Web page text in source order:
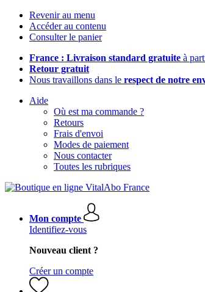
Revenir au menu
Accéder au contenu
Consulter le panier
France : Livraison standard gratuite à
Retour gratuit
Nous travaillons dans le respect de notre
Aide
Où est ma commande ?
Retours
Frais d'envoi
Modes de paiement
Nous contacter
Toutes les rubriques
Mon compte
Identifiez-vous
Nouveau client ?
Créer un compte